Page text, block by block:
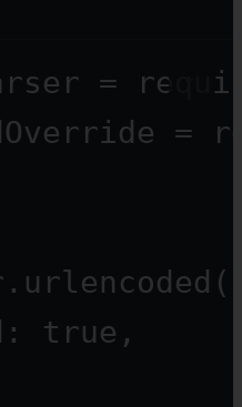
=
=
urlencoded
true ,